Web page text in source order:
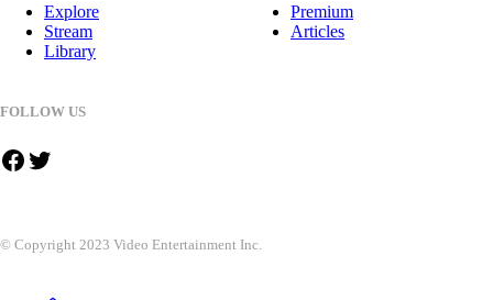
Explore
Stream
Library
Premium
Articles
FOLLOW US
Facebook Twitter
© Copyright 2023 Video Entertainment Inc.